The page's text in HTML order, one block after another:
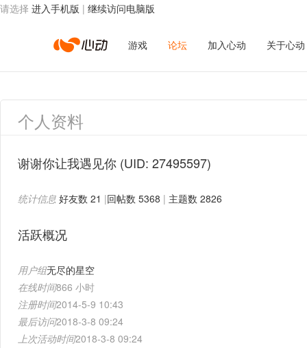
请选择 进入手机版 | 继续访问电脑版
心
动
络
游戏 论坛 加入心动 关于心动
个人资料
谢谢你让我遇见你 (UID: 27495597)
统计信息 好友数 21 |回帖数 5368 | 主题数 2826
活跃概况
用户组无尽的星空
在线时间866 小时
注册时间2014-5-9 10:43
最后访问2018-3-8 09:24
上次活动时间2018-3-8 09:24